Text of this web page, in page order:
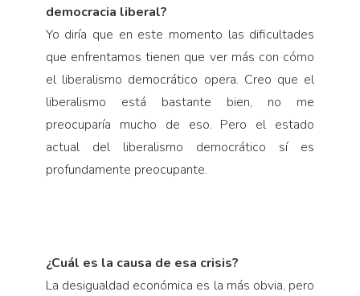
democracia liberal?
Yo diría que en este momento las dificultades
que enfrentamos tienen que ver más con cómo
el libe­ralismo democrático opera. Creo que el
liberalismo está bastante bien, no me
preocuparía mucho de eso. Pero el estado
actual del liberalismo democrático sí es
profundamente preocupante.
¿Cuál es la causa de esa crisis?
La desigualdad económica es la más obvia, pero